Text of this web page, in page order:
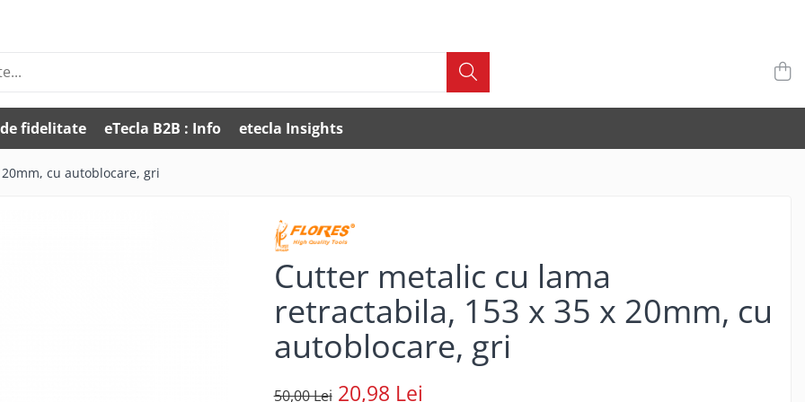
fidelitate eTecla B2B : Info etecla Insights
cu autoblocare, gri
Cutter metalic cu lama
retractabila, 153 x 35 x 20mm, cu
autoblocare, gri
50,00 Lei 20,98 Lei